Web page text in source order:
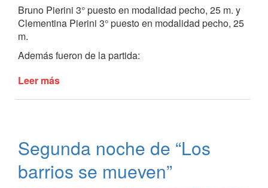
Bruno Pierini 3° puesto en modalidad pecho, 25 m. y
Clementina Pierini 3° puesto en modalidad pecho, 25
m.
Además fueron de la partida:
Leer más
la
Escuela
de
Segunda noche de “Los
barrios se mueven”